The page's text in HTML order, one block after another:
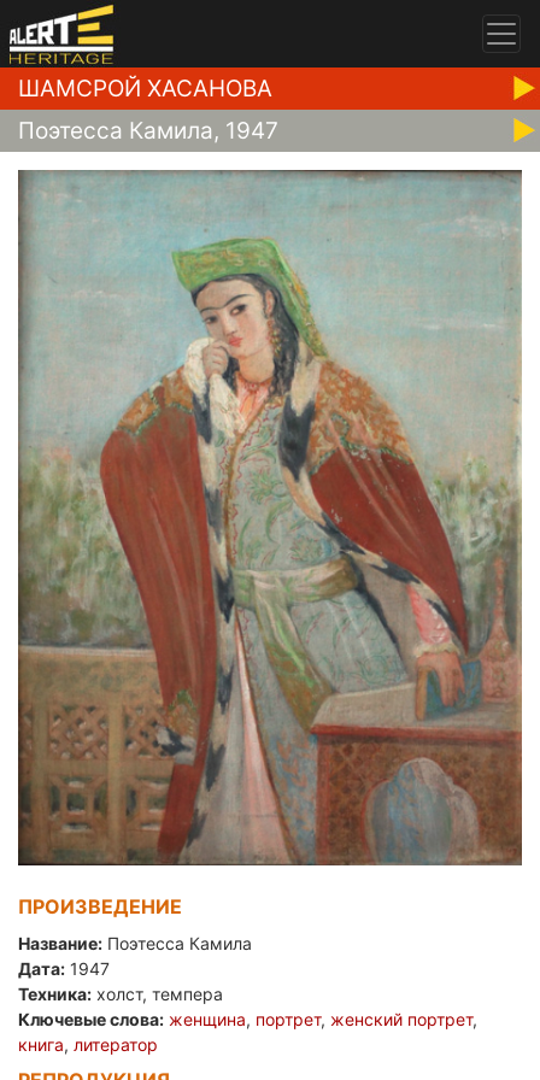
ШАМСРОЙ ХАСАНОВА
Поэтесса Камила, 1947
ПРОИЗВЕДЕНИЕ
Название: Поэтесса Камила
Дата: 1947
Техника: холст, темпера
Ключевые слова: женщина, портрет, женский портрет,
книга, литератор